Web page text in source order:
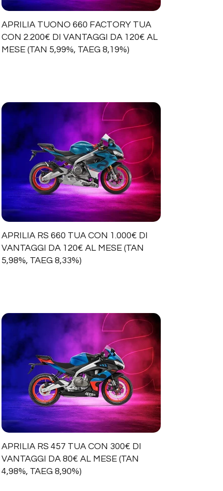
APRILIA TUONO 660 FACTORY TUA
CON 2.200€ DI VANTAGGI DA 120€ AL
MESE (TAN 5,99%, TAEG 8,19%)
APRILIA RS 660 TUA CON 1.000€ DI
VANTAGGI DA 120€ AL MESE (TAN
5,98%, TAEG 8,33%)
APRILIA RS 457 TUA CON 300€ DI
VANTAGGI DA 80€ AL MESE (TAN
4,98%, TAEG 8,90%)